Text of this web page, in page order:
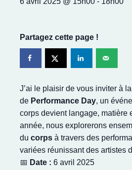
Partagez cette page !
J’ai le plaisir de vous inviter à
de Performance Day, un
corps devient langage, matière
année, nous explorerons
du corps à travers des
variées réunissant des artistes
📅 Date : 6 avril 2025